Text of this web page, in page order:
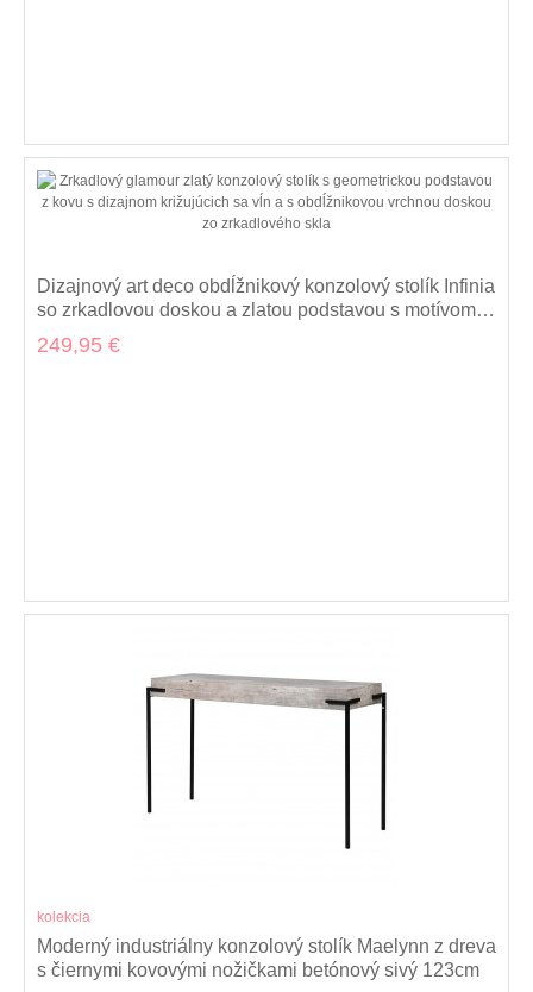
Dizajnový art deco obdĺžnikový konzolový stolík Infinia
so zrkadlovou doskou a zlatou podstavou s motívom
slučiek 120 cm
249,95 €
kolekcia
Moderný industriálny konzolový stolík Maelynn z dreva
s čiernymi kovovými nožičkami betónový sivý 123cm